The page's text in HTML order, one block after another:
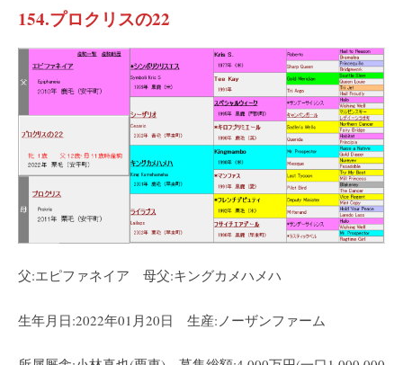
154.プロクリスの22
父:エピファネイア 母父:キングカメハメハ
生年月日:2022年01月20日 生産:ノーザンファーム